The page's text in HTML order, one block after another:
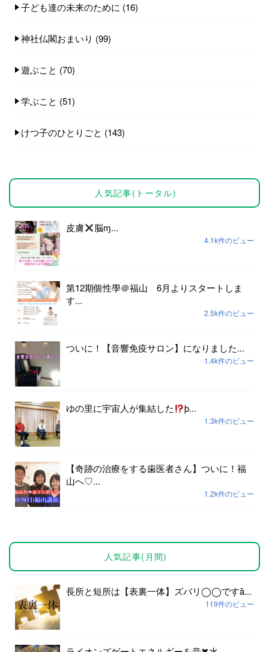
子ども達の未来のために (16)
神社仏閣おまいり (99)
遊ぶこと (70)
学ぶこと (51)
けつ子のひとりごと (143)
人気記事(トータル)
皮膚 脳ɱ...
4.1k件のビュー
第12期個性學＠福山 6月よりスタートしま
す...
2.5k件のビュー
ついに！【音響免疫サロン】になりました...
1.4k件のビュー
ゆの里に宇宙人が集結した þ...
1.3k件のビュー
【奇跡の治療をする歯医者さん】ついに！福
山へ♡...
1.2k件のビュー
人気記事(月間)
長所と短所は【表裏一体】ズバリ◯◯ですȃ...
119件のビュー